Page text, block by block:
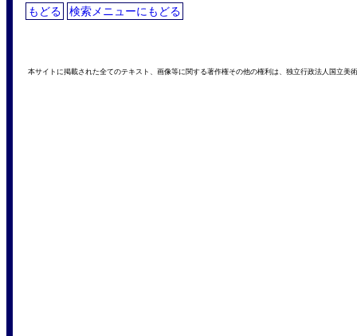
もどる 検索メニューにもどる
本サイトに掲載された全てのテキスト、画像等に関する著作権その他の権利は、独立行政法人国立